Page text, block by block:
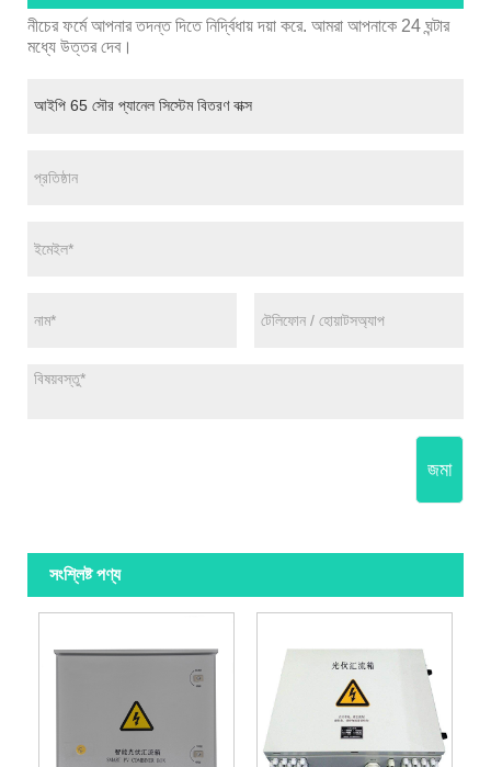
নীচের ফর্মে আপনার তদন্ত দিতে নির্দ্বিধায় দয়া করে. আমরা আপনাকে 24 ঘন্টার
মধ্যে উত্তর দেব।
জমা
সংশ্লিষ্ট পণ্য